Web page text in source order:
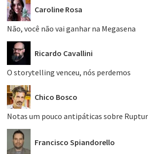
Caroline Rosa
Não, você não vai ganhar na Megasena
Ricardo Cavallini
O storytelling venceu, nós perdemos
Chico Bosco
Notas um pouco antipáticas sobre
Francisco Spiandorello